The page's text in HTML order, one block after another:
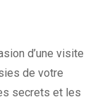
d’une visite
de votre
secrets et les